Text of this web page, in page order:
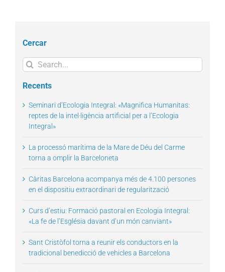
Cercar
Search
for:
Recents
Seminari d’Ecologia Integral: «Magnifica Humanitas:
reptes de la intel·ligència artificial per a l’Ecologia
Integral»
La processó marítima de la Mare de Déu del Carme
torna a omplir la Barceloneta
Càritas Barcelona acompanya més de 4.100 persones
en el dispositiu extraordinari de regularització
Curs d’estiu: Formació pastoral en Ecologia Integral:
«La fe de l’Església davant d’un món canviant»
Sant Cristòfol torna a reunir els conductors en la
tradicional benedicció de vehicles a Barcelona